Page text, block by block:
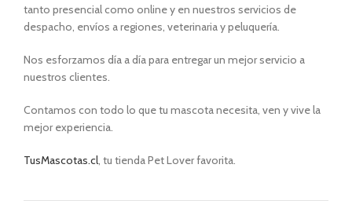
tanto presencial como online y en nuestros servicios de
despacho, envíos a regiones, veterinaria y peluquería.
Nos esforzamos día a día para entregar un mejor servicio a
nuestros clientes.
Contamos con todo lo que tu mascota necesita, ven y vive la
mejor experiencia.
TusMascotas.cl, tu tienda Pet Lover favorita.